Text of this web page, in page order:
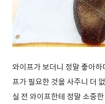
와이프가 보더니 정말 좋아
프가 필요한 것을 사주니 더
실 전 와이프한테 정말 소중